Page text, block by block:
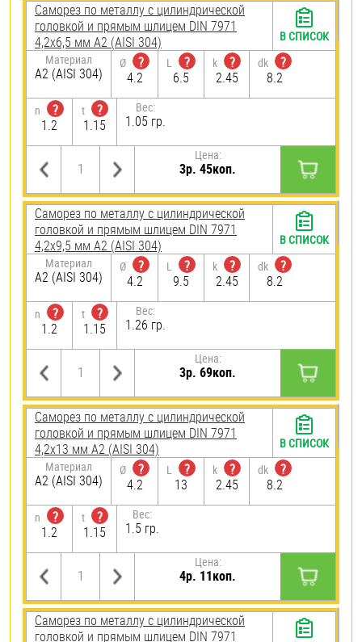
Саморез по металлу с цилиндрической
головкой и прямым шлицем DIN 7971
4,2х6,5 мм А2 (AISI 304)
Материал
А2 (AISI 304)
Ø
?
4.2
L
?
6.5
k
?
2.45
dk
?
8.2
n
?
1.2
t
?
1.15
Вес:
1.05 гр.
Цена:
3р. 45коп.
В СПИСОК
Саморез по металлу с цилиндрической
головкой и прямым шлицем DIN 7971
4,2х9,5 мм А2 (AISI 304)
Материал
А2 (AISI 304)
Ø
?
4.2
L
?
9.5
k
?
2.45
dk
?
8.2
n
?
1.2
t
?
1.15
Вес:
1.26 гр.
Цена:
3р. 69коп.
В СПИСОК
Саморез по металлу с цилиндрической
головкой и прямым шлицем DIN 7971
4,2х13 мм А2 (AISI 304)
Материал
А2 (AISI 304)
Ø
?
4.2
L
?
13
k
?
2.45
dk
?
8.2
n
?
1.2
t
?
1.15
Вес:
1.5 гр.
Цена:
4р. 11коп.
В СПИСОК
Саморез по металлу с цилиндрической
головкой и прямым шлицем DIN 7971